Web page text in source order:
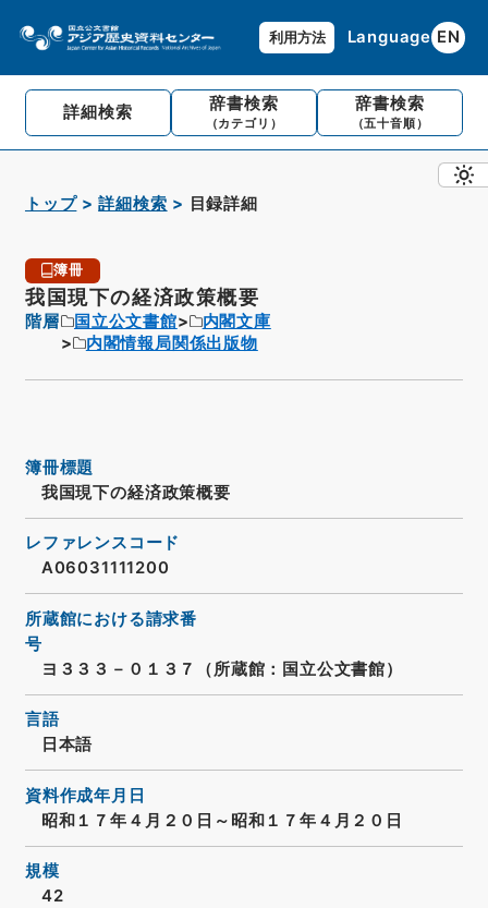
利用方法 Language EN
詳細検索 辞書検索
（カテゴリ）
辞書検索
（五十音順）
トップ 詳細検索 目録詳細
簿冊
我国現下の経済政策概要
階層 国立公文書館
内閣文庫
内閣情報局関係出版物
簿冊標題
我国現下の経済政策概要
レファレンスコード
A06031111200
所蔵館における請求番
号
ヨ３３３－０１３７（所蔵館：国立公文書館）
言語
日本語
資料作成年月日
昭和１７年４月２０日～昭和１７年４月２０日
規模
42